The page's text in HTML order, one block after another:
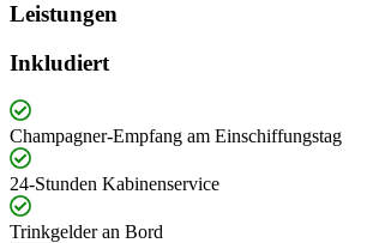
Leistungen
Inkludiert
Champagner-Empfang am Einschiffungstag
24-Stunden Kabinenservice
Trinkgelder an Bord